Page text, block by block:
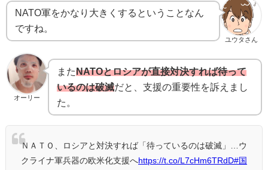
ユウタさん
NATO軍をかなり大きくするということなん
ですね。
オーリー
またNATOとロシアが直接対決すれば待って
いるのは破滅だと、支援の重要性を訴えまし
た。
ＮＡＴＯ、ロシアと対決すれば「待っているのは破滅」…ウ
クライナ軍兵器の欧米化支援へhttps://t.co/L7cHm6TRdD#国